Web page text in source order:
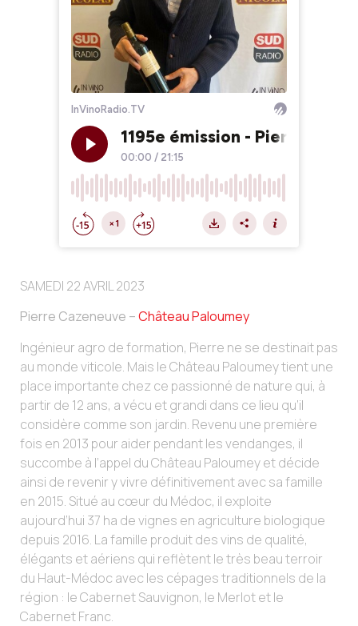
SAMEDI 22 AVRIL 2023
Pierre Cazeneuve –Château Paloumey
Ingénieur agro de formation, Pierre ne se destinait pas
au monde viticole. Mais le Château Paloumey tient une
place importante chez ce passionné de nature qui, à
partir de 12 ans, a vécu et grandi dans ce lieu qu’il
considère comme son jardin. Revenu une première
fois en 2013 pour aider pendant les vendanges, il
succombe à l’appel du Château Paloumey et décide
ainsi de revenir y vivre définitivement avec sa famille
en 2015. Situé au cœur du Médoc, il exploite
aujourd’hui 37 ha de vignes en agriculture biologique
depuis 2016. La famille produit des vins de qualité,
élégants et aériens qui reflètent le très beau terroir
du Haut-Médoc avec les cépages traditionnels de la
région : le Cabernet Sauvignon, le Merlot et le
Cabernet Franc.